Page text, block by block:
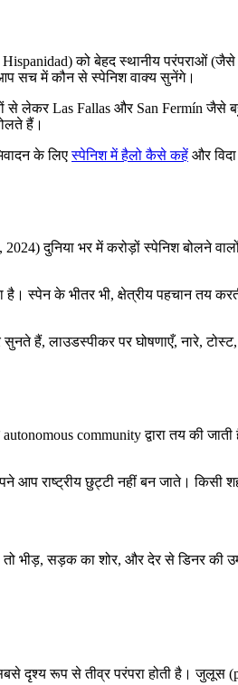
को बेहद स्थानीय परंपराओं
सच में कौन से स्पेनिश वाक्य सुनेंगे।
से लेकर Las Fallas और San Fermín
हैं।
के लिएस्पेनिश में हैलो कैसे कहें और
दुनिया भर में करोड़ों स्पेनिश बोलने
स्पेन के भीतर भी, क्षेत्रीय पहचान तय
हैं, लाउडस्पीकर पर घोषणाएँ, नारे,
autonomous community द्वारा तय
आप राष्ट्रीय छुट्टी नहीं बन जाते।
भीड़, सड़क का शोर, और देर से डिनर की
रूप से तीव्र परंपरा होती है। जुलूस